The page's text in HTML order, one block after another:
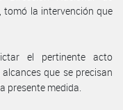
tomó la intervención que
el pertinente acto
que se precisan
presente medida.